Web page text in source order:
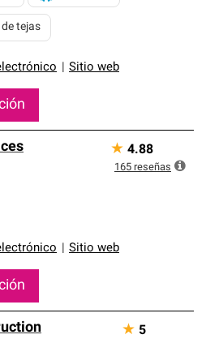
Sitio web
tejas
Sitio web
★ 4.88
165 reseñas
★ 5